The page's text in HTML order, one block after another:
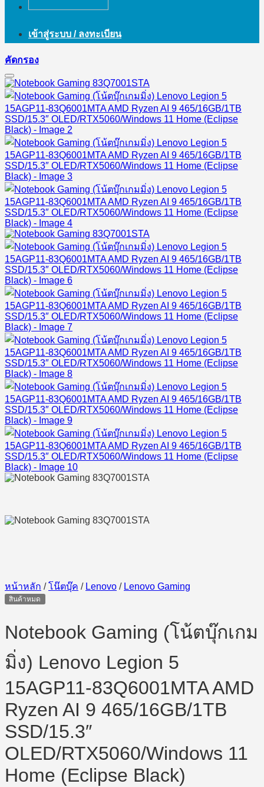
เข้าสู่ระบบ / ลงทะเบียน
คัดกรอง
หน้าหลัก / โน๊ตบุ๊ค / Lenovo / Lenovo Gaming
สินค้าหมด
Notebook Gaming (โน้ตบุ๊กเกม
มิ่ง) Lenovo Legion 5
15AGP11-83Q6001MTA AMD
Ryzen AI 9 465/16GB/1TB
SSD/15.3″
OLED/RTX5060/Windows 11
Home (Eclipse Black)